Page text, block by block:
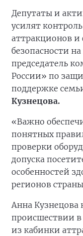
Депутаты и
усилят
аттракционов
безопасности
председатель
России» по
поддержке
Кузнецова.
«Важно
понятных
проверки
допуска
особенностей
регионов
Анна
происшествии
из кабинки